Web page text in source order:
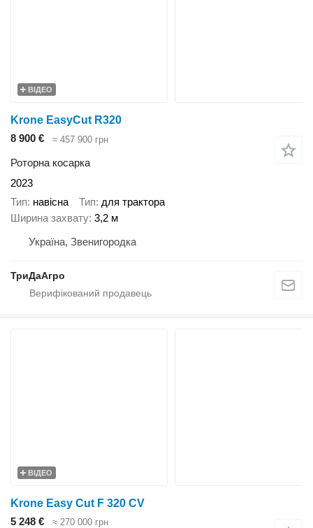
ВІДЕО
Krone EasyCut R320
8 900 €
≈ 457 900 грн
Роторна косарка
2023
Тип навісна Тип для трактора
Ширина захвату 3,2 м
Україна, Звенигородка
ТриДаАгро
ВІДЕО
Krone Easy Cut F 320 CV
5 248 €
≈ 270 000 грн